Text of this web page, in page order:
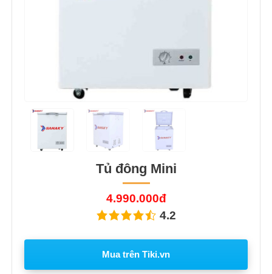
Tủ đông Mini
4.990.000đ
4.2
Mua trên Tiki.vn